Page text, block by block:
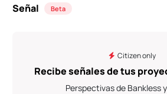
Señal Beta
Citizen only
Recibe señales de tus
Perspectivas de Bankless